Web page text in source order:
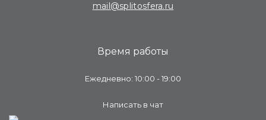
mail@splitosfera.ru
Время работы
Ежедневно: 10:00 - 19:00
Написать в чат